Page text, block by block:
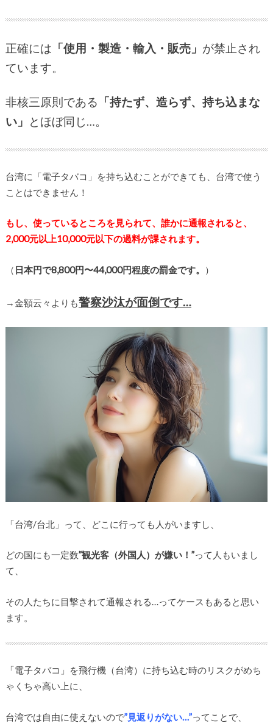
正確には 「使用・製造・輸入・販売」 が禁止され
ています。
非核三原則である 「持たず、造らず、持ち込まな
い」 とほぼ同じ…。
台湾に「電子タバコ」を持ち込むことができても、台湾で使う
ことはできません！
もし、使っているところを見られて、誰かに通報されると、
2,000元以上10,000元以下の過料が課されます。
（ 日本円で8,800円〜44,000円程度の罰金です。 ）
→金額云々よりも警察沙汰が面倒です…
「台湾/台北」って、どこに行っても人がいますし、
どの国にも一定数”観光客（外国人）が嫌い！”って人もいまし
て、
その人たちに目撃されて通報される…ってケースもあると思い
ます。
「電子タバコ」を飛行機（台湾）に持ち込む時のリスクがめち
ゃくちゃ高い上に、
台湾では自由に使えないので”見返りがない…”ってことで、